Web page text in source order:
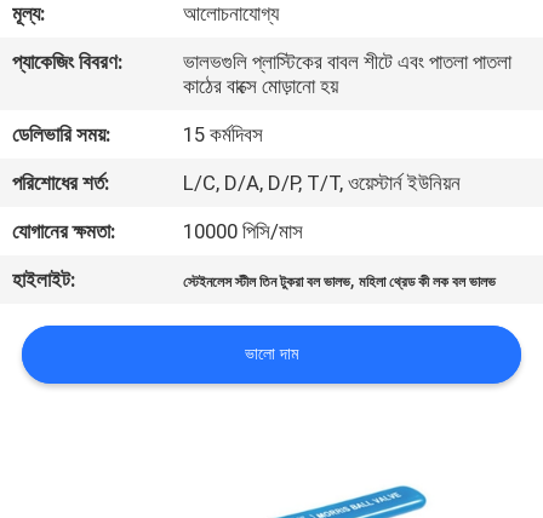
নিয়ন্ত্রণ
করুন
খবর
জন্য
আবেদন
মূল্য:
আলোচনাযোগ্য
প্যাকেজিং বিবরণ:
ভালভগুলি প্লাস্টিকের বাবল শীটে এবং পাতলা পাতলা
কাঠের বাক্সে মোড়ানো হয়
ডেলিভারি সময়:
15 কর্মদিবস
পরিশোধের শর্ত:
L/C, D/A, D/P, T/T, ওয়েস্টার্ন ইউনিয়ন
যোগানের ক্ষমতা:
10000 পিসি/মাস
হাইলাইট:
স্টেইনলেস স্টীল তিন টুকরা বল ভালভ,মহিলা থ্রেড কী লক বল ভালভ
ভালো দাম